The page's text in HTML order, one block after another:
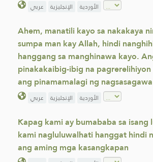
عربي الإنجليزية الأوردية
Ahem, manatili kayo sa nakakaya
sumpa man kay Allah, hindi
hanggang sa manghinawa kayo.
pinakakaibig-ibig na pagrerelihiyon
ang pinamamalagi ng
عربي الإنجليزية الأوردية
Kapag kami ay bumababa sa isang
kami nagluluwalhati hanggat hindi
ang aming mga kasangkapan